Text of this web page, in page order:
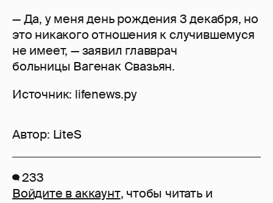
— Да, у меня день рождения 3 декабря, но
это никакого отношения к случившемуся
не имеет, — заявил главврач
больницы Вагенак Свазьян.
Источник: lifenews.ру
Автор: LiteS
233
Войдите в аккаунт, чтобы читать и